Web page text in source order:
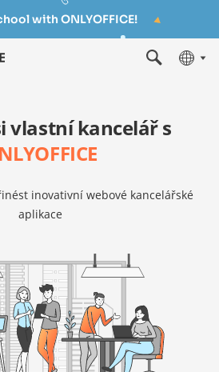
with ONLYOFFICE!
vlastní kancelář s
inovativní webové kancelářské
aplikace